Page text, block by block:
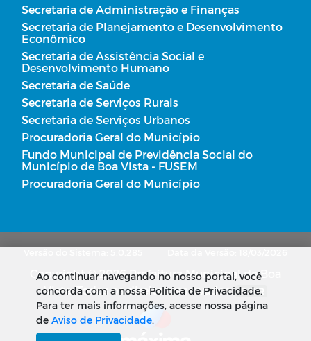
Secretaria de Administração e Finanças
Secretaria de Planejamento e Desenvolvimento
Econômico
Secretaria de Assistência Social e
Desenvolvimento Humano
Secretaria de Saúde
Secretaria de Serviços Rurais
Secretaria de Serviços Urbanos
Procuradoria Geral do Município
Fundo Municipal de Previdência Social do
Município de Boa Vista - FUSEM
Procuradoria Geral do Município
Copyright © 2026 Prefeitura Municipal de Boa
Vista. Todos os direitos reservados. SUBIR
Ao continuar navegando no nosso portal, você
concorda com a nossa Política de Privacidade.
Para ter mais informações, acesse nossa página
deAviso de Privacidade.